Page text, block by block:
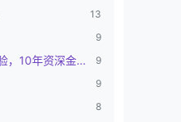
13
9
我是前端开发：18年前端开发经验，10年资深金融... 9
9
8